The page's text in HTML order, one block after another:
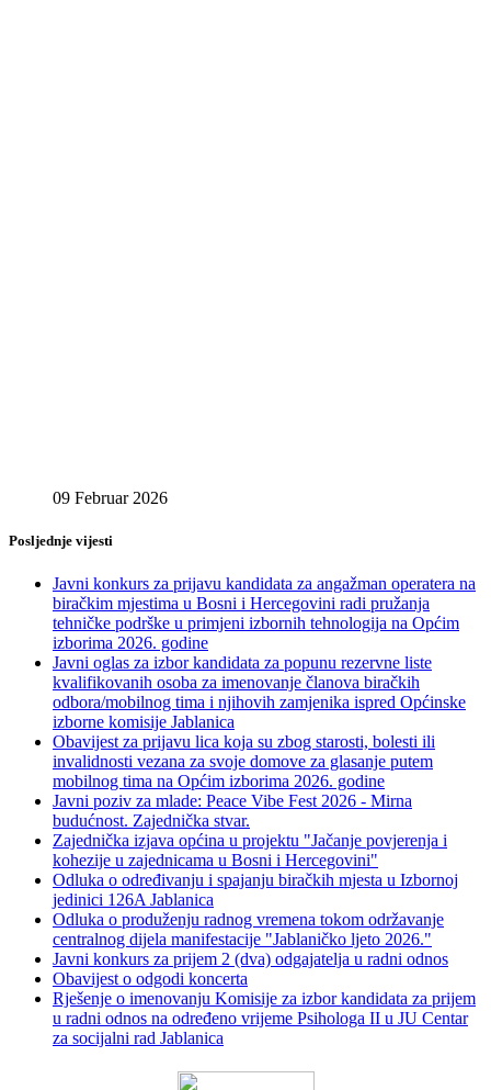
09 Februar 2026
Posljednje vijesti
Javni konkurs za prijavu kandidata za angažman operatera na
biračkim mjestima u Bosni i Hercegovini radi pružanja
tehničke podrške u primjeni izbornih tehnologija na Općim
izborima 2026. godine
Javni oglas za izbor kandidata za popunu rezervne liste
kvalifikovanih osoba za imenovanje članova biračkih
odbora/mobilnog tima i njihovih zamjenika ispred Općinske
izborne komisije Jablanica
Obavijest za prijavu lica koja su zbog starosti, bolesti ili
invalidnosti vezana za svoje domove za glasanje putem
mobilnog tima na Općim izborima 2026. godine
Javni poziv za mlade: Peace Vibe Fest 2026 - Mirna
budućnost. Zajednička stvar.
Zajednička izjava općina u projektu "Jačanje povjerenja i
kohezije u zajednicama u Bosni i Hercegovini"
Odluka o određivanju i spajanju biračkih mjesta u Izbornoj
jedinici 126A Jablanica
Odluka o produženju radnog vremena tokom održavanje
centralnog dijela manifestacije "Jablaničko ljeto 2026."
Javni konkurs za prijem 2 (dva) odgajatelja u radni odnos
Obavijest o odgodi koncerta
Rješenje o imenovanju Komisije za izbor kandidata za prijem
u radni odnos na određeno vrijeme Psihologa II u JU Centar
za socijalni rad Jablanica